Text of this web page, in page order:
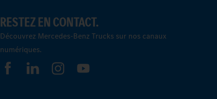
RESTEZ EN CONTACT.
Découvrez Mercedes-Benz Trucks sur nos canaux
numériques.